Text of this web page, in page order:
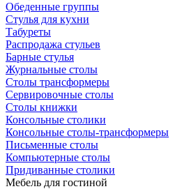
Обеденные группы
Стулья для кухни
Табуреты
Распродажа стульев
Барные стулья
Журнальные столы
Столы трансформеры
Сервировочные столы
Столы книжки
Консольные столики
Консольные столы-трансформеры
Письменные столы
Компьютерные столы
Придиванные столики
Мебель для гостиной